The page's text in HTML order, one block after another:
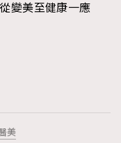
變美至健康一應
美